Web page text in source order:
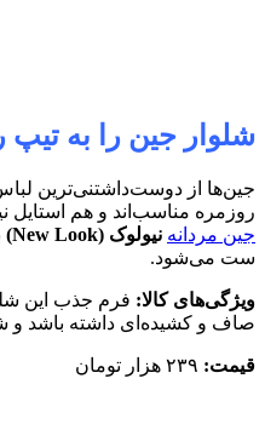
شلوار جین را به تیپ
جین‌ها از دوست‌داشتنی‌ترین
روزمره مناسب‌اند و هم
جین مردانه نیولوک (New Look
)
ست می‌شود.
ویژگی‌های کالا: فرم جذب این
صاف و کشیده‌ای داشته باشد و
قیمت: